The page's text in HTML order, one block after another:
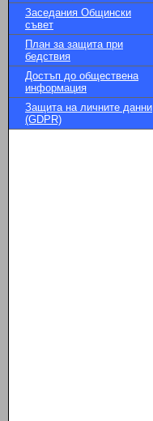
Заседания Общински
съвет
План за защита при
бедствия
Достъп до обществена
информация
Защита на личните данни
(GDPR)